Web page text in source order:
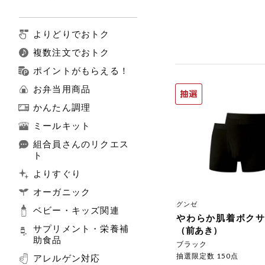
よりどりでおトク
複数注文でおトク
ポイントがもらえる！
お弁当用商品
かんたん調理
ミールキット
組合員さんのリクエス
ト
よりすぐり
オーガニック
ベビー・キッズ関連
サプリメント・栄養補
助食品
アレルゲン対応
グンゼ
やわらか肌着ボク
（前あき）
ブラック
抽選限定数 150点